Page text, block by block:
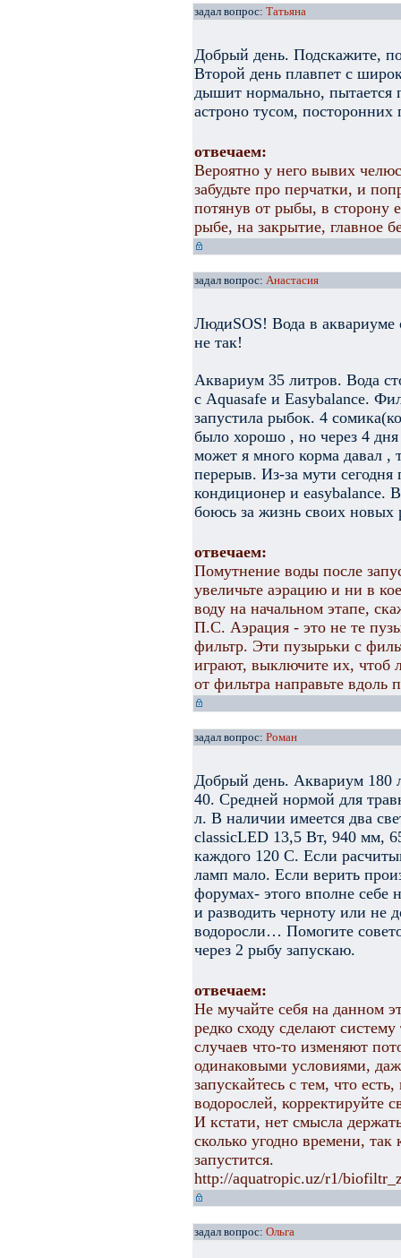
задал вопрос: Татьяна
Добрый день. Подскажите,
Второй день плавпет с
дышит нормально, пытается
астроно тусом, посторонних
отвечаем:
Вероятно у него вывих
забудьте про перчатки, и
потянув от рыбы, в сторону
рыбе, на закрытие, главное
задал вопрос: Анастасия
ЛюдиSOS! Вода в аквариуме
не так!
Аквариум 35 литров. Вода
с Aquasafe и Easybalance.
запустила рыбок. 4
было хорошо , но через 4
может я много корма давал ,
перерыв. Из-за мути сегодня
кондиционер и
боюсь за жизнь своих новых
отвечаем:
Помутнение воды после
увеличьте аэрацию и ни в
воду на начальном этапе,
П.С. Аэрация - это не те
фильтр. Эти пузырьки с
играют, выключите их, чтоб
от фильтра направьте вдоль
задал вопрос: Роман
Добрый день. Аквариум 180
40. Средней нормой для
л. В наличии имеется два
classicLED 13,5 Вт, 940 мм,
каждого 120 С. Если
ламп мало. Если верить
форумах- этого вполне себе
и разводить черноту или не
водоросли… Помогите
через 2 рыбу запускаю.
отвечаем:
Не мучайте себя на данном
редко сходу сделают
случаев что-то изменяют
одинаковыми условиями,
запускайтесь с тем, что
водорослей, корректируйте
И кстати, нет смысла
сколько угодно времени,
запустится.
http://aquatropic.uz/r1/
задал вопрос: Ольга